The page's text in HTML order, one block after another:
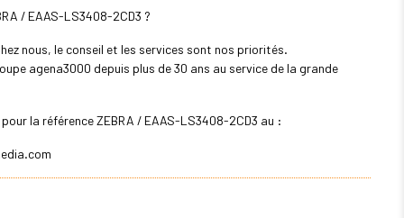
/ EAAS-LS3408-2CD3 ?
nous, le conseil et les services sont nos priorités.
agena3000 depuis plus de 30 ans au service de la grande
la référence ZEBRA / EAAS-LS3408-2CD3 au :